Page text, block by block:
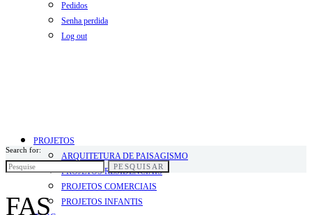
Pedidos
Senha perdida
Log out
PROJETOS
ARQUITETURA DE PAISAGISMO
PROJETOS RESIDENCIAIS
PROJETOS COMERCIAIS
PROJETOS INFANTIS
Search for:
PESQUISAR
FAS